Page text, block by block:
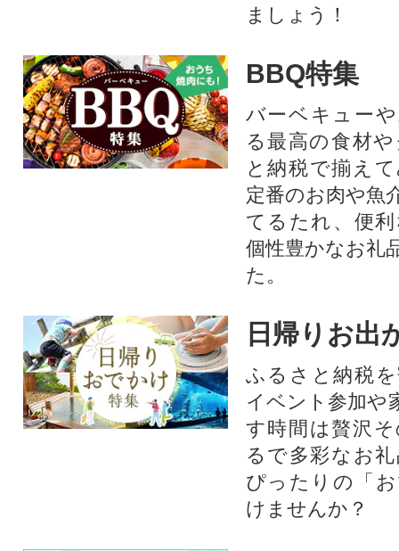
ましょう！
BBQ特集
バーベキュー
る最高の食材
と納税で揃え
定番のお肉や魚
てるたれ、便
個性豊かなお礼
た。
日帰りお出
ふるさと納税
イベント参加や
す時間は贅沢
るで多彩なお
ぴったりの「
けませんか？